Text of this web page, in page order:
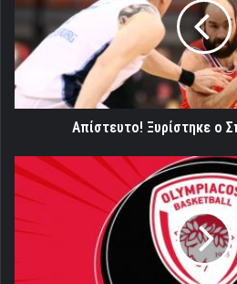
Σπανούλης(Video)
Aπίστευτο! Ξυρίστηκε ο
Γενέθλια
δώρα